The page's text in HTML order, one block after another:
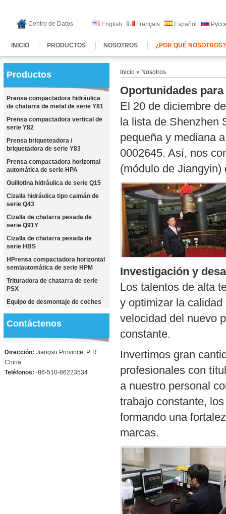
Centro de Datos English Français Español
INICIO PRODUCTOS NOSOTROS ¿POR QUÉ NOSOTROS?
Productos
Prensa compactadora hidráulica
de chatarra de metal de serie Y81
Prensa compactadora vertical de
serie Y82
Prensa briqueteadora /
briquetadora de serie Y83
Prensa compactadora horizontal
automática de serie HPA
Guillotina hidráulica de serie Q15
Cizalla hidráulica tipo caimán de
serie Q43
Cizalla de chatarra pesada de
serie Q91Y
Cizalla de chatarra pesada de
serie HBS
HPrensa compactadora horizontal
semiautomática de serie HPM
Trituradora de chatarra de serie
PSX
Equipo de desmontaje de coches
Contáctenos
Dirección: Jiangsu Province, P. R.
China
Teléfonos:+86-510-86223534
Inicio » Nosotros
Oportunidades
El 20 de diciembre
la lista de Shenzhen
pequeña y mediana
0002645. Así, nos
(módulo de
Investigación y
Los talentos de alta
y optimizar la
velocidad del nuevo
constante.
Invertimos gran
profesionales con
a nuestro personal
trabajo constante,
formando una
marcas.